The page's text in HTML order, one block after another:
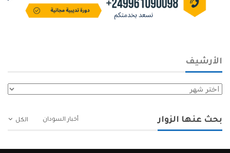
الأرشيف
الأرشيف
الكل بحث عنها الزوار أخبار السودان